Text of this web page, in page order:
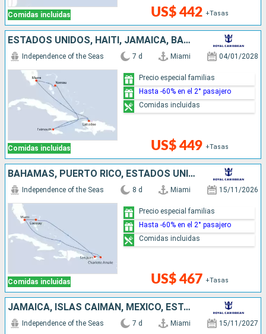
Comidas incluidas US$ 442 +Tasas
ESTADOS UNIDOS, HAITI, JAMAICA, BAHAMAS
Comidas incluidas
Independence of the Seas 7 d Miami 04/01/2028
US$ 449 +Tasas
Precio especial familias
Hasta -60% en el 2° pasajero
Comidas incluidas
BAHAMAS, PUERTO RICO, ESTADOS UNIDOS
Comidas incluidas
Independence of the Seas 8 d Miami 15/11/2026
US$ 467 +Tasas
Precio especial familias
Hasta -60% en el 2° pasajero
Comidas incluidas
JAMAICA, ISLAS CAIMÁN, MÉXICO, ESTADOS UNIDOS
Independence of the Seas 7 d Miami 15/11/2027